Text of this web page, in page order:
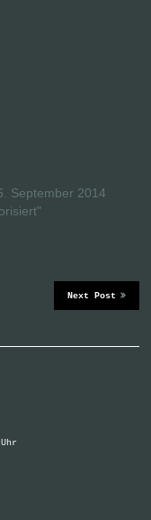
September 2014
Next Post